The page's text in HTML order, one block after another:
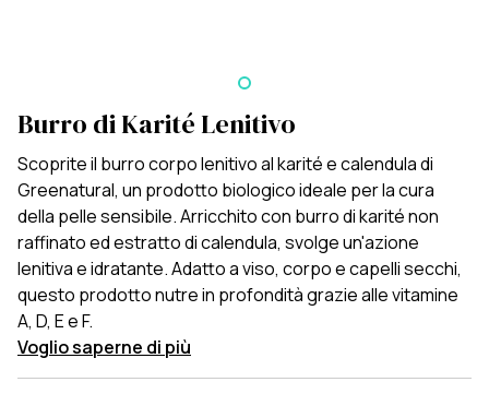
Burro di Karité Lenitivo
Scoprite il burro corpo lenitivo al karité e calendula di
Greenatural, un prodotto biologico ideale per la cura
della pelle sensibile. Arricchito con burro di karité non
raffinato ed estratto di calendula, svolge un'azione
lenitiva e idratante. Adatto a viso, corpo e capelli secchi,
questo prodotto nutre in profondità grazie alle vitamine
A, D, E e F.
Voglio saperne di più